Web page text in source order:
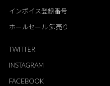
インボイス登録番号
ホールセール 卸売り
TWITTER
INSTAGRAM
FACEBOOK